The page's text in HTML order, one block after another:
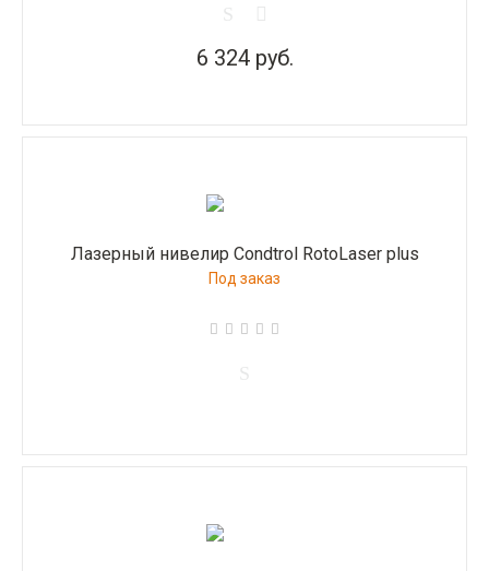
6 324 руб.
Лазерный нивелир Condtrol RotoLaser plus
Под заказ